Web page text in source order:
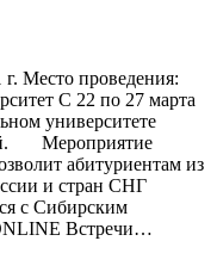
Место проведения:
С 22 по 27 марта
университете
Мероприятие
абитуриентам из
и стран СНГ
с Сибирским
Встречи…